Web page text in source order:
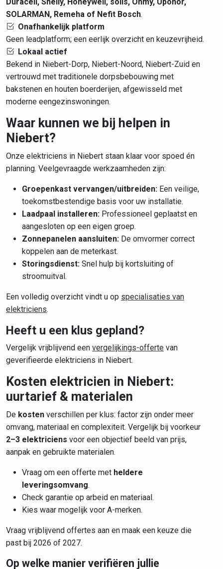
SOLARMAN, Remeha of Nefit Bosch.
Onafhankelijk platform
Geen leadplatform; een eerlijk overzicht en keuzevrijheid.
Lokaal actief
Bekend in Niebert-Dorp, Niebert-Noord, Niebert-Zuid en
vertrouwd met traditionele dorpsbebouwing met
bakstenen en houten boerderijen, afgewisseld met
moderne eengezinswoningen.
Waar kunnen we bij helpen in
Niebert?
Onze elektriciens in Niebert staan klaar voor spoed én
planning. Veelgevraagde werkzaamheden zijn:
Groepenkast vervangen/uitbreiden: Een veilige,
toekomstbestendige basis voor uw installatie.
Laadpaal installeren: Professioneel geplaatst en
aangesloten op een eigen groep.
Zonnepanelen aansluiten: De omvormer correct
koppelen aan de meterkast.
Storingsdienst: Snel hulp bij kortsluiting of
stroomuitval.
Een volledig overzicht vindt u op specialisaties van
elektriciens.
Heeft u een klus gepland?
Vergelijk vrijblijvend een vergelijkings-offerte van
geverifieerde elektriciens in Niebert.
Kosten elektricien in Niebert:
uurtarief & materialen
De kosten verschillen per klus: factor zijn onder meer
omvang, materiaal en complexiteit. Vergelijk bij voorkeur
2–3 elektriciens voor een objectief beeld van prijs,
aanpak en gebruikte materialen.
Vraag om een offerte met heldere
leveringsomvang.
Check garantie op arbeid en materiaal.
Kies waar mogelijk voor A-merken.
Vraag vrijblijvend offertes aan en maak een keuze die
past bij 2026 of 2027.
Op welke manier verifiëren jullie